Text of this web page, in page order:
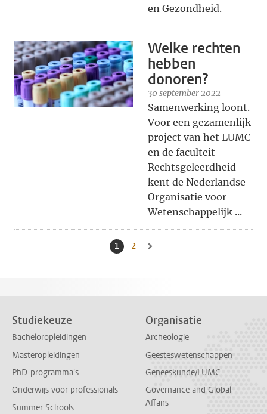
en Gezondheid.
Welke rechten
hebben
donoren?
30 september 2022
Samenwerking loont.
Voor een gezamenlijk
project van het LUMC
en de faculteit
Rechtsgeleerdheid
kent de Nederlandse
Organisatie voor
Wetenschappelijk ...
Huidige pagina, pagina
1 Naar pagina
2
Studiekeuze
Bacheloropleidingen
Masteropleidingen
PhD-programma's
Onderwijs voor professionals
Summer Schools
Organisatie
Archeologie
Geesteswetenschappen
Geneeskunde/LUMC
Governance and Global
Affairs